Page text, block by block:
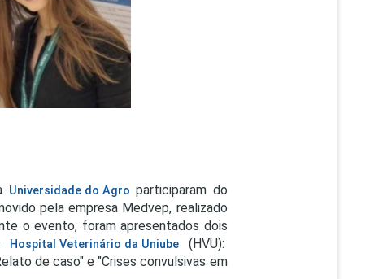
Universidade do Agro participaram do
pela empresa Medvep, realizado
o evento, foram apresentados dois
Hospital Veterinário da Uniube (HVU):
de caso" e "Crises convulsivas em